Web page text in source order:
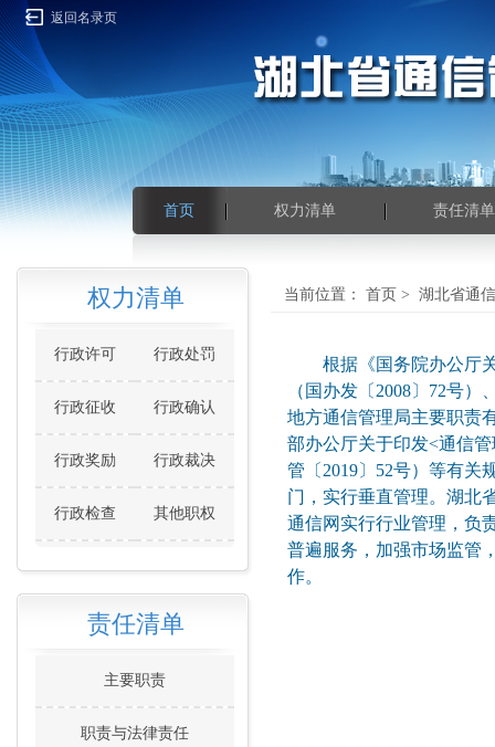
返回名录页
首页 权力清单 责任清单
权力清单
行政许可 行政处罚
行政征收 行政确认
行政奖励 行政裁决
行政检查 其他职权
责任清单
主要职责
职责与法律责任
当前位置： 首页 > 湖北省通
根据《国务院办公厅
（国办发〔2008〕72号
地方通信管理局主要职责
部办公厅关于印发<通信
管〔2019〕52号）等有关
门，实行垂直管理。湖北
通信网实行行业管理，负
普遍服务，加强市场监管
作。